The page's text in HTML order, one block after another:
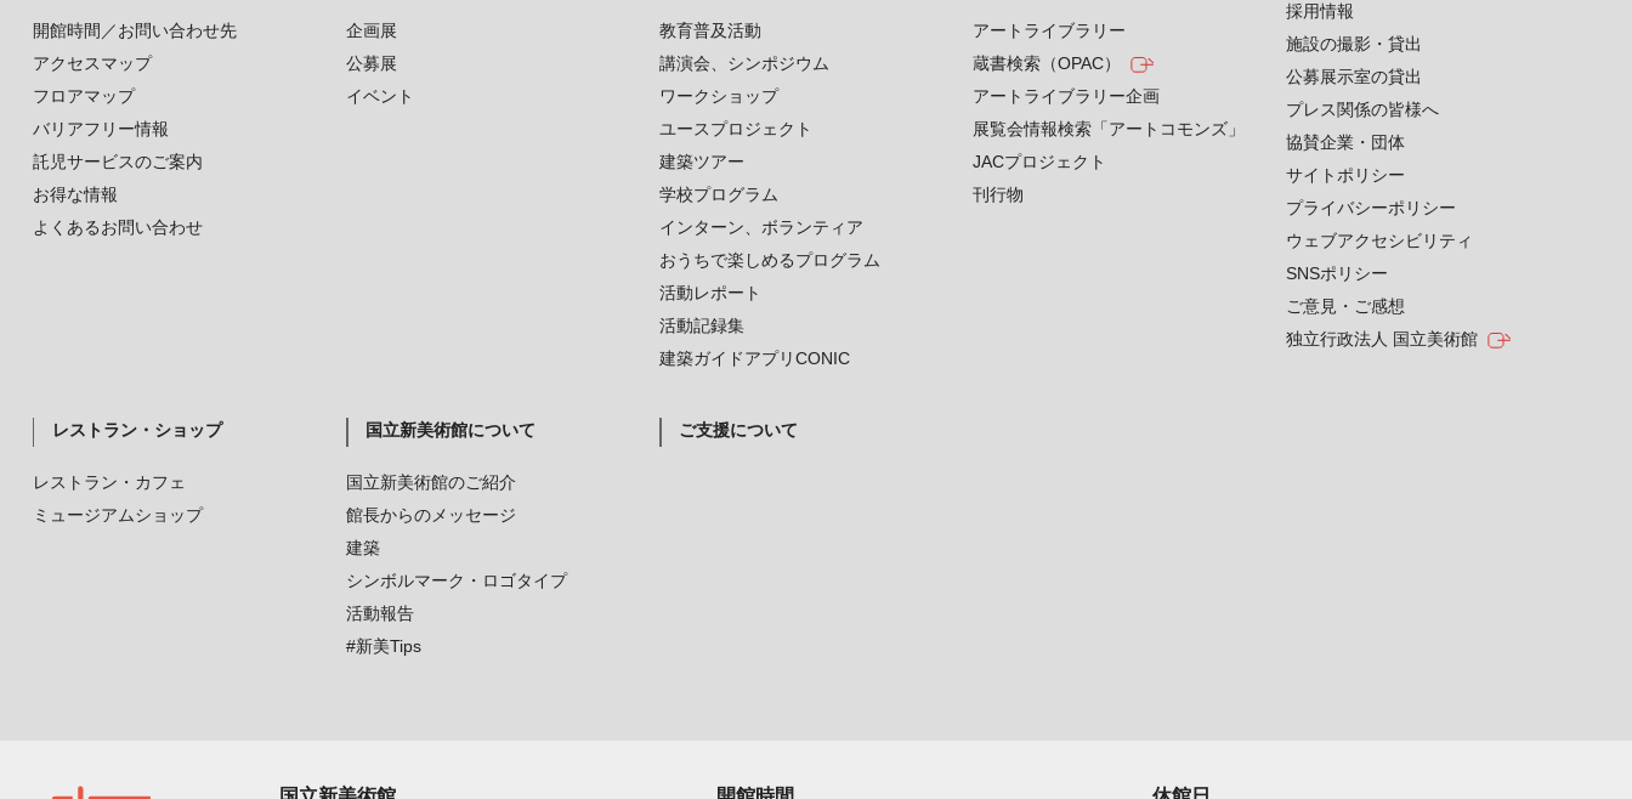
開館時間／お問い合わせ先
アクセスマップ
フロアマップ
バリアフリー情報
託児サービスのご案内
お得な情報
よくあるお問い合わせ
企画展
公募展
イベント
教育普及活動
講演会、シンポジウム
ワークショップ
ユースプロジェクト
建築ツアー
学校プログラム
インターン、ボランティア
おうちで楽しめるプログラム
活動レポート
活動記録集
建築ガイドアプリCONIC
アートライブラリー
蔵書検索（OPAC）
アートライブラリー企画
展覧会情報検索「アートコモンズ」
JACプロジェクト
刊行物
レストラン・ショップ
レストラン・カフェ
ミュージアムショップ
国立新美術館について
国立新美術館のご紹介
館長からのメッセージ
建築
シンボルマーク・ロゴタイプ
活動報告
#新美Tips
ご支援について
採用情報
施設の撮影・貸出
公募展示室の貸出
プレス関係の皆様へ
協賛企業・団体
サイトポリシー
プライバシーポリシー
ウェブアクセシビリティ
SNSポリシー
ご意見・ご感想
独立行政法人 国立美術館